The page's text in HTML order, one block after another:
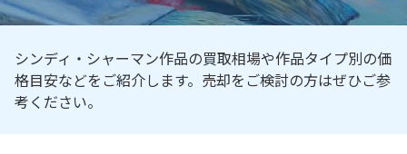
シンディ・シャーマン作品の買取相場や作品タイプ別の価
格目安などをご紹介します。売却をご検討の方はぜひご参
考ください。